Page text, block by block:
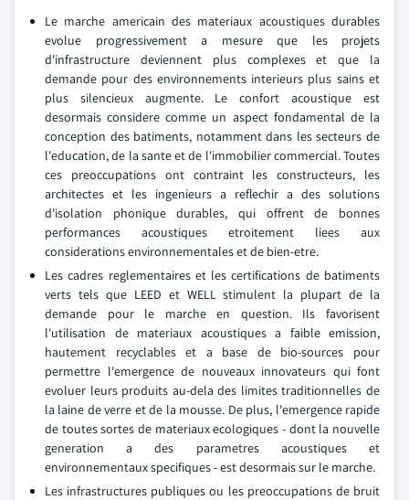
Le marche americain des materiaux acoustiques durables
evolue progressivement a mesure que les projets
d'infrastructure deviennent plus complexes et que la
demande pour des environnements interieurs plus sains et
plus silencieux augmente. Le confort acoustique est
desormais considere comme un aspect fondamental de la
conception des batiments, notamment dans les secteurs de
l'education, de la sante et de l'immobilier commercial. Toutes
ces preoccupations ont contraint les constructeurs, les
architectes et les ingenieurs a reflechir a des solutions
d'isolation phonique durables, qui offrent de bonnes
performances acoustiques etroitement liees aux
considerations environnementales et de bien-etre.
Les cadres reglementaires et les certifications de batiments
verts tels que LEED et WELL stimulent la plupart de la
demande pour le marche en question. Ils favorisent
l'utilisation de materiaux acoustiques a faible emission,
hautement recyclables et a base de bio-sources pour
permettre l'emergence de nouveaux innovateurs qui font
evoluer leurs produits au-dela des limites traditionnelles de
la laine de verre et de la mousse. De plus, l'emergence rapide
de toutes sortes de materiaux ecologiques - dont la nouvelle
generation a des parametres acoustiques et
environnementaux specifiques - est desormais sur le marche.
Les infrastructures publiques ou les preoccupations de bruit